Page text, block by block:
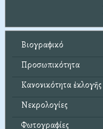
Βιογραφικό
Προσωπικότητα
Κανονικότητα ἐκλογῆς
Νεκρολογίες
Φωτογραφίες